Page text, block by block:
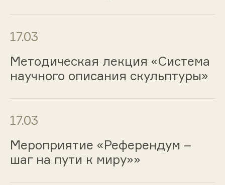
17.03
Методическая лекция «Система
научного описания скульптуры»
17.03
Мероприятие «Референдум –
шаг на пути к миру»»